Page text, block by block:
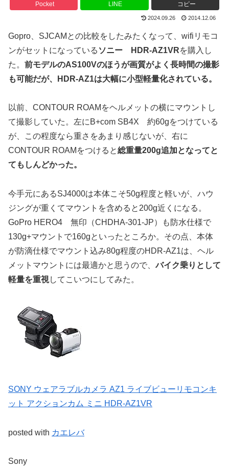
Pocket LINE コピー
2024.09.26 2014.12.06
Gopro、SJCAMとの比較をしたみたくなって、wifiリモコ
ンがセットになっている ソニー HDR-AZ1VRを購入し
た。 前モデルのAS100Vのほうが画質がよく長時間の撮影
も可能だが、HDR-AZ1は大幅に小型軽量化されている。
以前、CONTOUR ROAMをヘルメットの横にマウントし
て撮影していた。左にB+com SB4X 約60gをつけている
が、この程度なら重さをあまり感じないが、右に
CONTOUR ROAMをつけると総重量200g追加となってと
てもしんどかった。
今手元にあるSJ4000は本体こそ50g程度と軽いが、ハウ
ジングが重くてマウントを含めると200g近くになる。
GoPro HERO4 無印（CHDHA-301-JP）も防水仕様で
130g+マウントで160gといったところか。その点、本体
が防滴仕様でマウント込み80g程度のHDR-AZ1は、ヘル
メットマウントには最適かと思うので、バイク乗りとして
軽量を重視してこいつにしてみた。
SONY ウェアラブルカメラ AZ1 ライブビューリモコンキ
ット アクションカム ミニ HDR-AZ1VR
posted with カエレバ
Sony